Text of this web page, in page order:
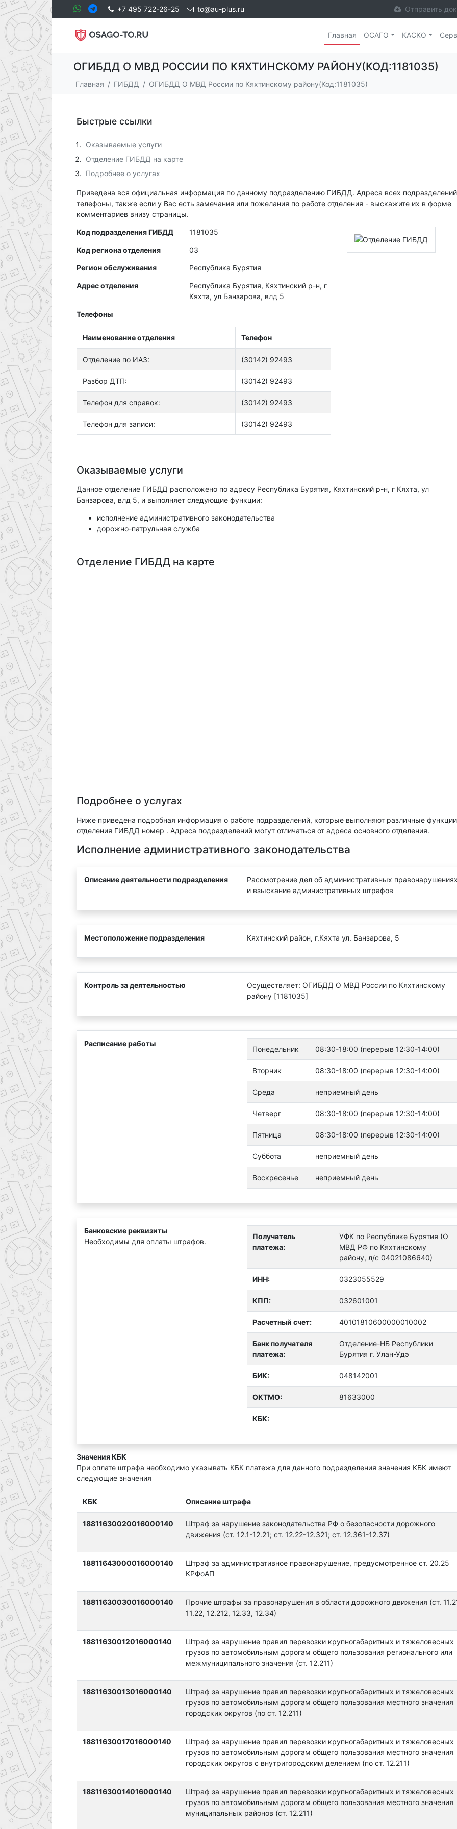
+7 495 722-26-25 to@au-plus.ru Отправить
Главная ОСАГО КАСКО
ОГИБДД О МВД РОССИИ ПО КЯХТИНСКОМУ РАЙОНУ(КОД:1181035)
Главная ГИБДД ОГИБДД О МВД России по Кяхтинскому району(Код:1181035)
Быстрые ссылки
Оказываемые услуги
Отделение ГИБДД на карте
Подробнее о услугах
Приведена вся официальная информация по данному подразделению ГИБДД. Адреса всех подразделений
телефоны, также если у Вас есть замечания или пожелания по работе отделения - выскажите их в форме
комментариев внизу страницы.
Код подразделения ГИБДД 1181035
Код региона отделения 03
Регион обслуживания Республика Бурятия
Адрес отделения
Республика Бурятия, Кяхтинский р-н, г
Кяхта, ул Банзарова, влд 5
Телефоны
Наименование отделения Телефон
Отделение по ИАЗ: (30142) 92493
Разбор ДТП: (30142) 92493
Телефон для справок: (30142) 92493
Телефон для записи: (30142) 92493
Оказываемые услуги
Данное отделение ГИБДД расположено по адресу Республика Бурятия, Кяхтинский р-н, г Кяхта, ул
Банзарова, влд 5, и выполняет следующие функции:
исполнение административного законодательства
дорожно-патрульная служба
Отделение ГИБДД на карте
Подробнее о услугах
Ниже приведена подробная информация о работе подразделений, которые выполняют различные функции
отделения ГИБДД номер . Адреса подразделений могут отличаться от адреса основного отделения.
Исполнение административного законодательства
Описание деятельности подразделения
Рассмотрение дел об административных
и взыскание административных штрафов
Местоположение подразделения Кяхтинский район, г.Кяхта ул. Банзарова, 5
Контроль за деятельностью
Осуществляет: ОГИБДД О МВД России по Кяхтинскому
району [1181035]
Расписание работы
Понедельник 08:30-18:00 (перерыв 12:30-14:00)
Вторник 08:30-18:00 (перерыв 12:30-14:00)
Среда неприемный день
Четверг 08:30-18:00 (перерыв 12:30-14:00)
Пятница 08:30-18:00 (перерыв 12:30-14:00)
Суббота неприемный день
Воскресенье неприемный день
Банковские реквизиты
Необходимы для оплаты штрафов.
Получатель
платежа:
УФК по Республике Бурятия (О
МВД РФ по Кяхтинскому
району, л/с 04021086640)
ИНН: 0323055529
КПП: 032601001
Расчетный счет: 40101810600000010002
Банк получателя
платежа:
Отделение-НБ Республики
Бурятия г. Улан-Удэ
БИК: 048142001
ОКТMО: 81633000
КБК:
Значения КБК
При оплате штрафа необходимо указывать КБК платежа для данного подразделения значения КБК имеют
следующие значения
КБК Описание штрафа
18811630020016000140
Штраф за нарушение законодательства РФ о безопасности дорожного
движения (ст. 12.1-12.21; ст. 12.22-12.321; ст. 12.361-12.37)
18811643000016000140
Штраф за административное правонарушение, предусмотренное ст. 20.25
КРФоАП
18811630030016000140
Прочие штрафы за правонарушения в области дорожного движения (ст.
11.22, 12.212, 12.33, 12.34)
18811630012016000140
Штраф за нарушение правил перевозки крупногабаритных и тяжеловесных
грузов по автомобильным дорогам общего пользования регионального или
межмуниципального значения (ст. 12.211)
18811630013016000140
Штраф за нарушение правил перевозки крупногабаритных и тяжеловесных
грузов по автомобильным дорогам общего пользования местного значения
городских округов (по ст. 12.211)
18811630017016000140
Штраф за нарушение правил перевозки крупногабаритных и тяжеловесных
грузов по автомобильным дорогам общего пользования местного значения
городских округов с внутригородским делением (по ст. 12.211)
18811630014016000140
Штраф за нарушение правил перевозки крупногабаритных и тяжеловесных
грузов по автомобильным дорогам общего пользования местного значения
муниципальных районов (ст. 12.211)